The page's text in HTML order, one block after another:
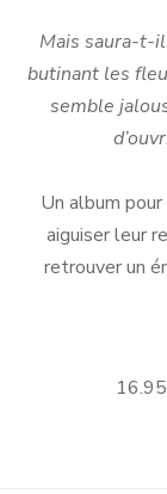
Mais saura-t-
butinant les
semble
Un album
aiguiser leur
retrouver un